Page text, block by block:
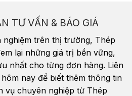
TƯ VẤN & BÁO GIÁ
nghiệm trên thị trường, Thép
lại những giá trị bền vững,
nhất cho từng đơn hàng. Liên
nay để biết thêm thông tin
vụ chuyên nghiệp từ Thép